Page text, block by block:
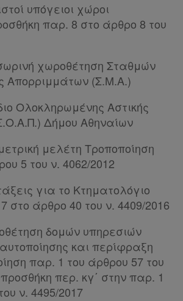
υπόγειοι χώροι
παρ. 8 στο άρθρο 8 του
χωροθέτηση Σταθμών
Απορριμμάτων (Σ.Μ.Α.)
Ολοκληρωμένης Αστικής
Δήμου Αθηναίων
μελέτη Τροποποίηση
5 του ν. 4062/2012
για το Κτηματολόγιο
στο άρθρο 40 του ν. 4409/2016
δομών υπηρεσιών
και περίφραξη
παρ. 1 του άρθρου 57 του
περ. κγ΄ στην παρ. 1
ν. 4495/2017